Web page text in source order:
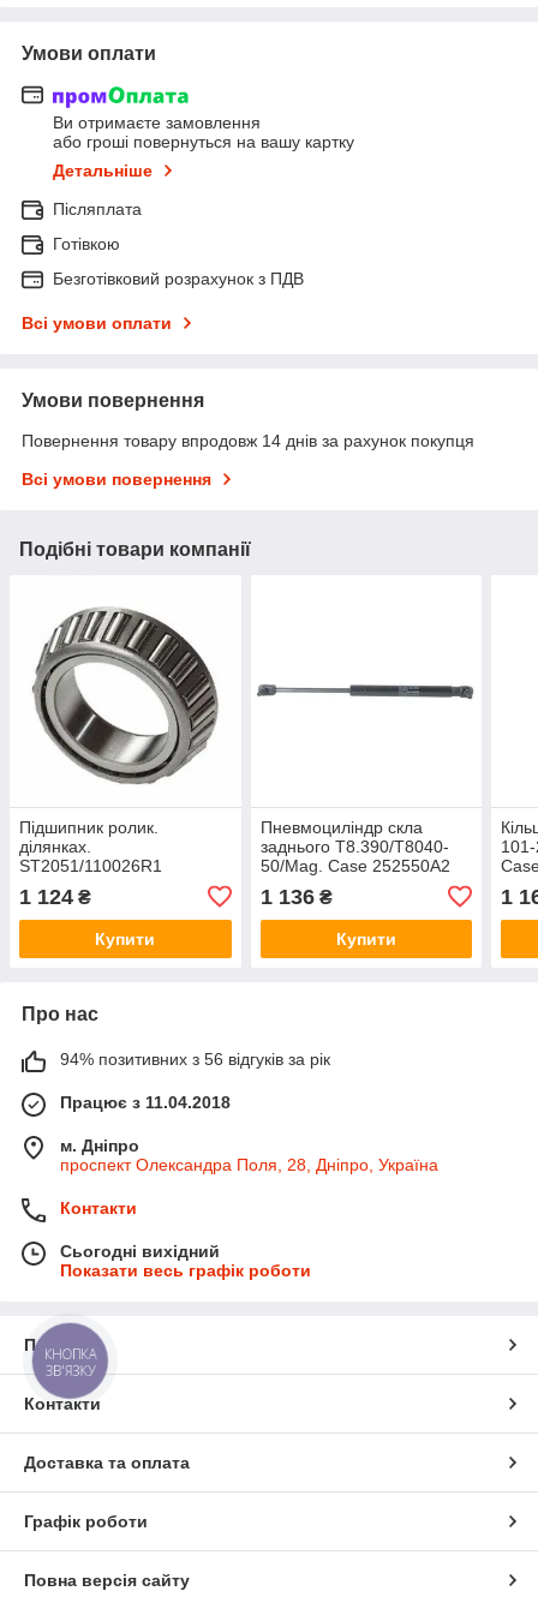
Умови оплати
Ви отримаєте замовлення
або гроші повернуться на вашу картку
Детальніше
Післяплата
Готівкою
Безготівковий розрахунок з ПДВ
Всі умови оплати
Умови повернення
Повернення товару впродовж 14 днів за рахунок покупця
Всі умови повернення
Подібні товари компанії
Підшипник ролик.
ділянках.
ST2051/110026R1
50/Mag./Case MX
80136811
1 124 ₴
Купити
Пневмоциліндр скла
заднього T8.390/T8040-
50/Mag. Case 252550A2
1 136₴
Купити
1
Про нас
94% позитивних з 56 відгуків за рік
Працює з 11.04.2018
м. Дніпро
проспект Олександра Поля, 28, Дніпро, Україна
Контакти
Сьогодні вихідний
Показати весь графік роботи
Про нас
Контакти
Доставка та оплата
Графік роботи
Повна версія сайту
КНОПКА
ЗВ'ЯЗКУ